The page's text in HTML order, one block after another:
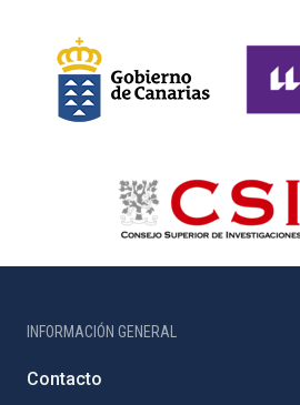
INFORMACIÓN GENERAL
Contacto